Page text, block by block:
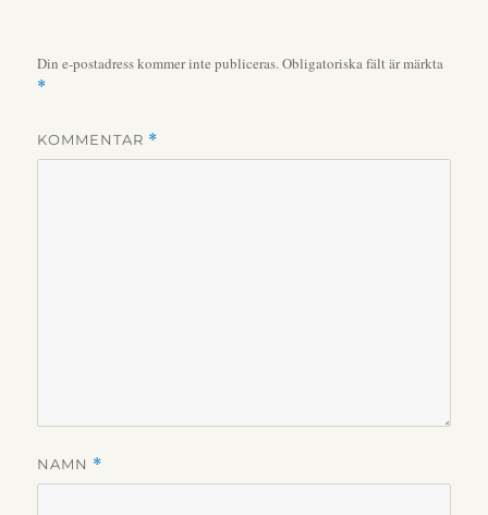
Din e-postadress kommer inte publiceras. Obligatoriska fält är märkta
*
KOMMENTAR *
NAMN *